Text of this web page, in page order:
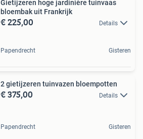
Gietijzeren hoge jardinière tuinvaas
bloembak uit Frankrijk
€ 225,00 Details
Papendrecht Gisteren
2 gietijzeren tuinvazen bloempotten
€ 375,00 Details
Papendrecht Gisteren